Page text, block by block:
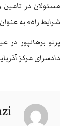
مسئولان در تامین
شرایط راه» به
پرتو برهانپور
دادسرای مرکز